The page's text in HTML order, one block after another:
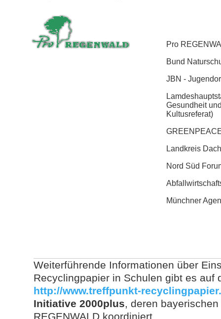
Pro
Bund
JBN -
Gesundheit
Kultusreferat)
Landkreis
Nord Süd
Münchner
Weiterführende Informationen über
Recyclingpapier in Schulen gibt es auf
http://www.treffpunkt-
Initiative 2000plus, deren
REGENWALD koordiniert.